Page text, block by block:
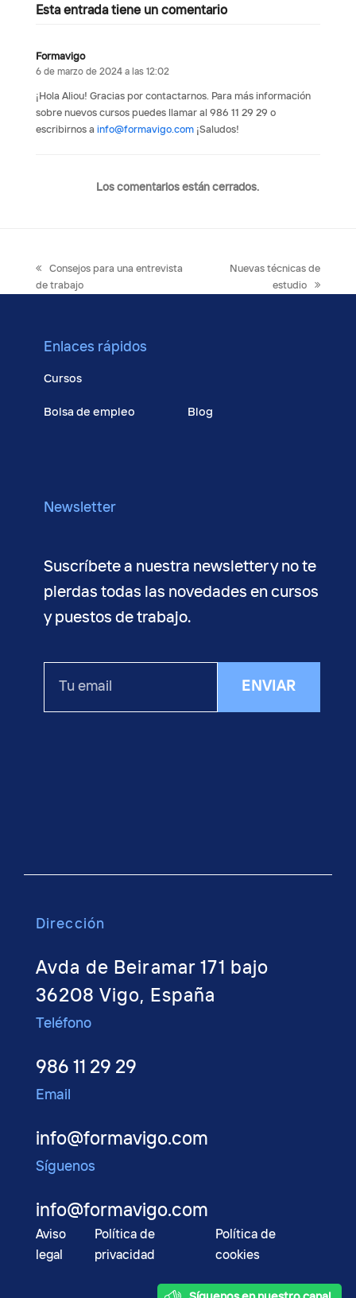
Esta entrada tiene un comentario
Formavigo
6 de marzo de 2024 a las 12:02
¡Hola Aliou! Gracias por contactarnos. Para más información
sobre nuevos cursos puedes llamar al 986 11 29 29 o
escribirnos a info@formavigo.com¡Saludos!
Los comentarios están cerrados.
previous
post:
Consejos para una entrevista
de trabajo
next
Nuevas técnicas de
estudio
Enlaces rápidos
Cursos
Bolsa de empleo Blog
Newsletter
Suscríbete a nuestra newsletter y no te
pierdas todas las novedades en cursos
y puestos de trabajo.
ENVIAR
Dirección
Avda de Beiramar 171 bajo
36208 Vigo, España
Teléfono
986 11 29 29
Email
info@formavigo.com
Síguenos
info@formavigo.com
Aviso
legal
Política de
privacidad
Política de
cookies